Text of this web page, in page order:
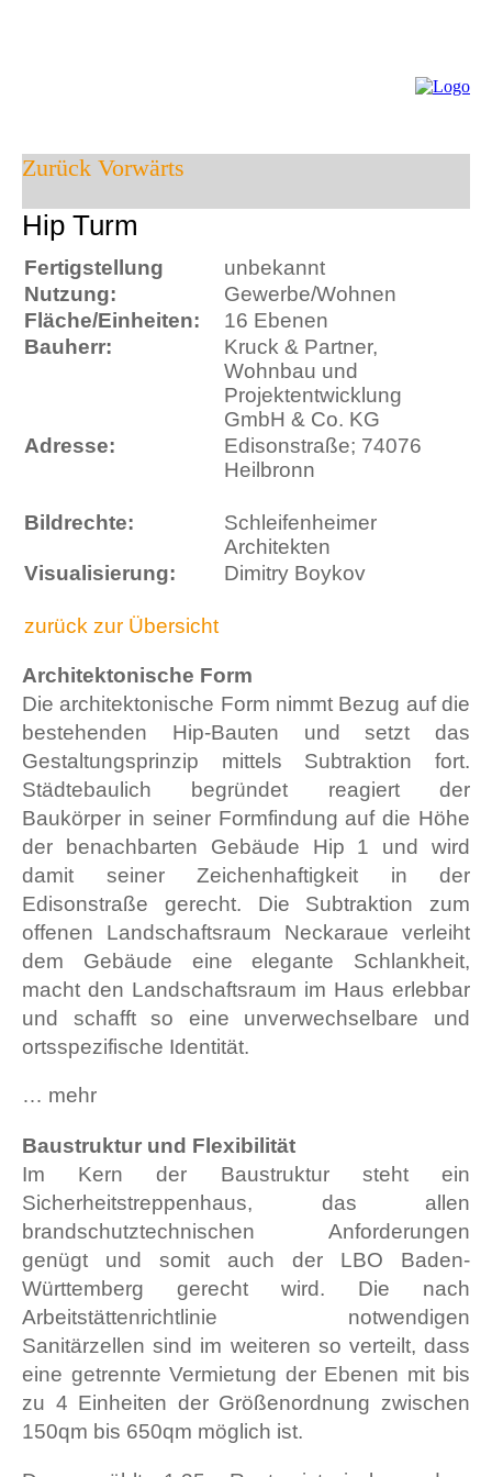
Zurück Vorwärts
Hip Turm
zurück zur Übersicht
Fertigstellung
unbekannt
Nutzung:
Gewerbe/Wohnen
Fläche/Einheiten:
16 Ebenen
Bauherr:
Kruck & Partner,
Wohnbau und
Projektentwicklung
GmbH & Co. KG
Adresse:
Edisonstraße; 74076
Heilbronn
Bildrechte:
Schleifenheimer
Architekten
Visualisierung:
Dimitry Boykov
Architektonische Form
Die architektonische Form nimmt Bezug auf die
bestehenden Hip-Bauten und setzt das
Gestaltungsprinzip mittels Subtraktion fort.
Städtebaulich begründet reagiert der
Baukörper in seiner Formfindung auf die Höhe
der benachbarten Gebäude Hip 1 und wird
damit seiner Zeichenhaftigkeit in der
Edisonstraße gerecht. Die Subtraktion zum
offenen Landschaftsraum Neckaraue verleiht
dem Gebäude eine elegante Schlankheit,
macht den Landschaftsraum im Haus erlebbar
und schafft so eine unverwechselbare und
ortsspezifische Identität.
… mehr
Baustruktur und Flexibilität
Im Kern der Baustruktur steht ein
Sicherheitstreppenhaus, das allen
brandschutztechnischen Anforderungen
genügt und somit auch der LBO Baden-
Württemberg gerecht wird. Die nach
Arbeitstättenrichtlinie notwendigen
Sanitärzellen sind im weiteren so verteilt, dass
eine getrennte Vermietung der Ebenen mit bis
zu 4 Einheiten der Größenordnung zwischen
150qm bis 650qm möglich ist.